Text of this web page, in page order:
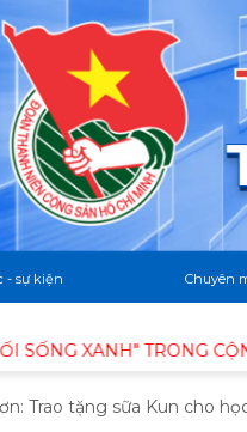
- sự kiện Chuyên
CỘNG ĐỒNG
Trao tặng sữa Kun cho